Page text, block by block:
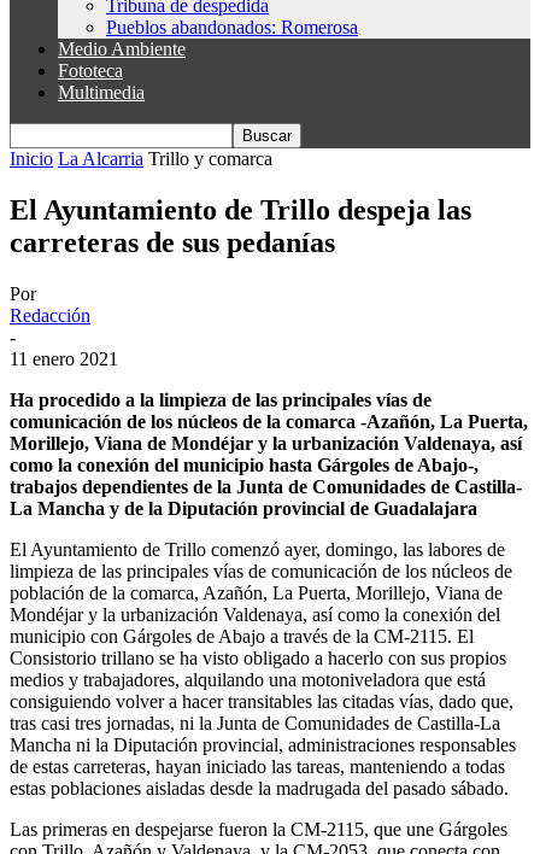
Tribuna de despedida
Pueblos abandonados: Romerosa
Medio Ambiente
Fototeca
Multimedia
Inicio La Alcarria Trillo y comarca
El Ayuntamiento de Trillo despeja las
carreteras de sus pedanías
Por
Redacción
-
11 enero 2021
Ha procedido a la limpieza de las principales vías de
comunicación de los núcleos de la comarca -Azañón, La Puerta,
Morillejo, Viana de Mondéjar y la urbanización Valdenaya, así
como la conexión del municipio hasta Gárgoles de Abajo-,
trabajos dependientes de la Junta de Comunidades de Castilla-
La Mancha y de la Diputación provincial de Guadalajara
El Ayuntamiento de Trillo comenzó ayer, domingo, las labores de
limpieza de las principales vías de comunicación de los núcleos de
población de la comarca, Azañón, La Puerta, Morillejo, Viana de
Mondéjar y la urbanización Valdenaya, así como la conexión del
municipio con Gárgoles de Abajo a través de la CM-2115. El
Consistorio trillano se ha visto obligado a hacerlo con sus propios
medios y trabajadores, alquilando una motoniveladora que está
consiguiendo volver a hacer transitables las citadas vías, dado que,
tras casi tres jornadas, ni la Junta de Comunidades de Castilla-La
Mancha ni la Diputación provincial, administraciones responsables
de estas carreteras, hayan iniciado las tareas, manteniendo a todas
estas poblaciones aisladas desde la madrugada del pasado sábado.
Las primeras en despejarse fueron la CM-2115, que une Gárgoles